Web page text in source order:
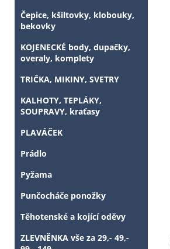
Čepice, kšiltovky, klobouky,
bekovky
KOJENECKÉ body, dupačky,
overaly, komplety
TRIČKA, MIKINY, SVETRY
KALHOTY, TEPLÁKY,
SOUPRAVY, kraťasy
PLAVÁČEK
Prádlo
Pyžama
Punčocháče ponožky
Těhotenské a kojící oděvy
ZLEVNĚNKA vše za 29,- 49,-